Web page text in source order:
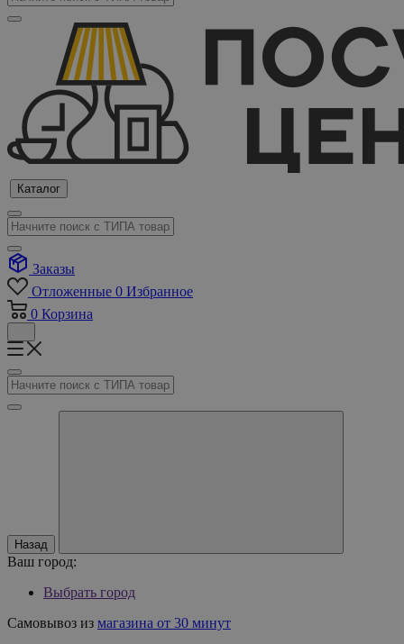
Каталог
Заказы
Отложенные 0 Избранное
0 Корзина
Назад
Ваш город:
Выбрать город
Самовывоз из магазина от 30 минут